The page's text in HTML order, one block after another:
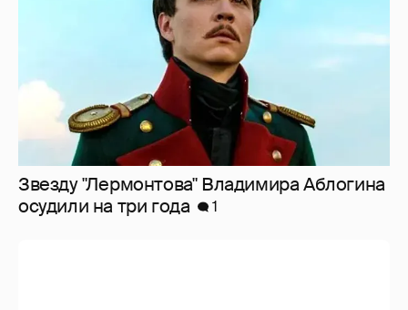
Звезду "Лермонтова" Владимира Аблогина
осудили на три года
1